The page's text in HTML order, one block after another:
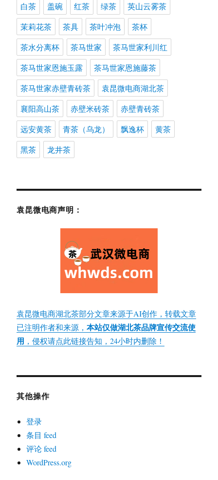
白茶
盖碗 红茶 绿茶
英山云雾茶
茉莉花茶
茶具 茶叶冲泡
茶杯
茶水分离杯
茶马世家
茶马世家利川红
茶马世家恩施玉露
茶马世家恩施藤茶
茶马世家赤壁青砖茶
袁昆微电商湖北茶
襄阳高山茶
赤壁米砖茶
赤壁青砖茶
远安黄茶
青茶（乌龙） 飘逸杯
黄茶
黑茶
龙井茶
袁昆微电商声明：
袁昆微电商湖北茶部分文章来源于AI创作，转载文章
已注明作者和来源，本站仅做湖北茶品牌宣传交流使
用 ，侵权请点此链接告知，24小时内删除！
其他操作
登录
条目 feed
评论 feed
WordPress.org